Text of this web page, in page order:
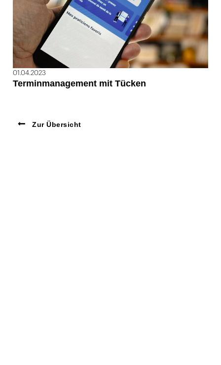
01.04.2023
Terminmanagement mit Tücken
Zur Übersicht